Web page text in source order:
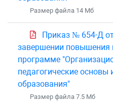
Размер файла 14 Mб
Приказ № 654-Д
завершении повышения
программе
педагогические
образования"
Размер файла 7.5 Mб